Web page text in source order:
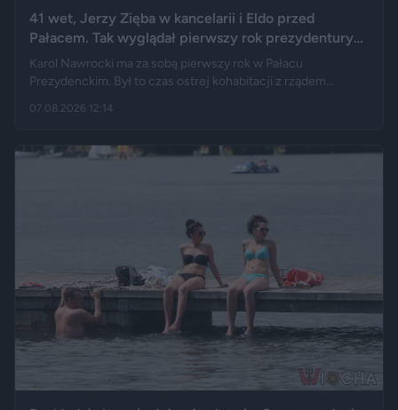
41 wet, Jerzy Zięba w kancelarii i Eldo przed
Pałacem. Tak wyglądał pierwszy rok prezydentury
Karola Nawrockiego
Karol Nawrocki ma za sobą pierwszy rok w Pałacu
Prezydenckim. Był to czas ostrej kohabitacji z rządem
brakowało też wydarzeń z zupełnie innej kategorii: w
uświetnił występ rapera, Eldo. Pierwszy rok prezydentury
podsumowują m.in. Fakt, Demagog, „Gazeta Wyborcza” i „Do
07.08.2026 12:14